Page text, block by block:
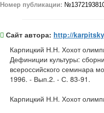
Номер публикации:
Сайт автора: http://
Карпицкий Н.Н. Хохот
Дефиниции культуры:
всероссийского семинара
1996. - Вып.2. - С. 83-91.
Карпицкий Н.Н. Хохот